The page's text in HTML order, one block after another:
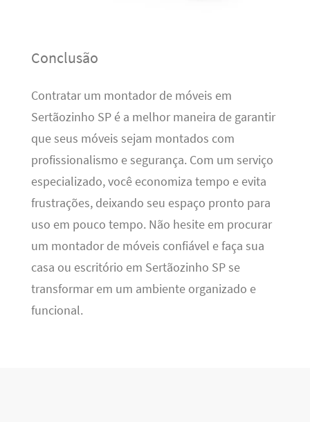
Conclusão
Contratar um montador de móveis em
Sertãozinho SP é a melhor maneira de garantir
que seus móveis sejam montados com
profissionalismo e segurança. Com um serviço
especializado, você economiza tempo e evita
frustrações, deixando seu espaço pronto para
uso em pouco tempo. Não hesite em procurar
um montador de móveis confiável e faça sua
casa ou escritório em Sertãozinho SP se
transformar em um ambiente organizado e
funcional.